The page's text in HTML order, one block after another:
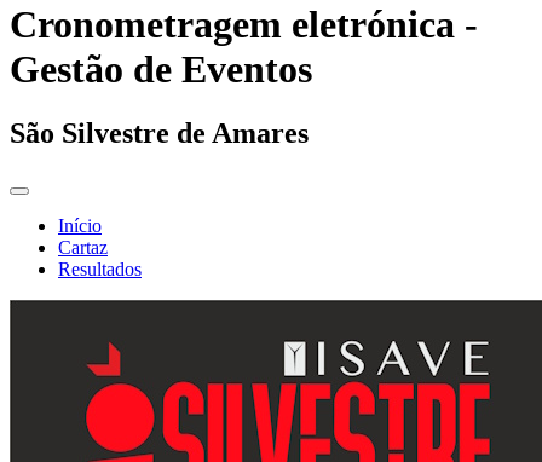
Cronometragem eletrónica -
Gestão de Eventos
São Silvestre de Amares
Início
Cartaz
Resultados